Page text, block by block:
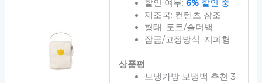
할인 여부: 6%할인 중
제조국: 컨텐츠 참조
형태: 토트/숄더백
잠금/고정방식: 지퍼형
상품평
보냉가방 보냉백 추천 3